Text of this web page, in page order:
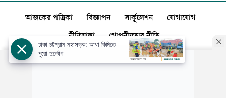
আজকের পত্রিকা বিজ্ঞাপন সার্কুলেশন যোগাযোগ
নীতিমালা গোপনীয়তার নীতি
ঢাকা-চট্টগ্রাম মহাসড়ক: আধা কিমিতে
পুরো দুর্ভোগ